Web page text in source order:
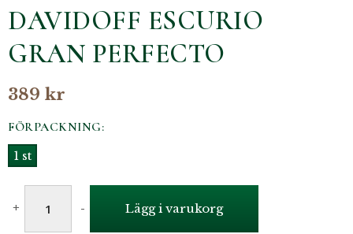
DAVIDOFF ESCURIO
GRAN PERFECTO
389 kr
FÖRPACKNING:
1 st
+ - Lägg i varukorg